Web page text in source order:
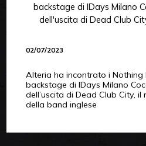
backstage di IDays Milano
dell'uscita di Dead Club
02/07/2023
Alteria ha incontrato i Nothing
backstage di IDays Milano
dell’uscita di Dead Club City,
della band inglese